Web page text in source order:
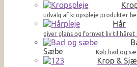
udvalg af kropspleje produkter
Hår
giver glans og fornyet liv til håret
Sæbe
Køb bad og
Krop &